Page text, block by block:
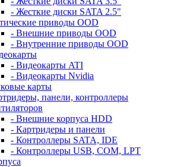
- Жесткие диски SATA 2.5"
приводы OOD
- Внешние приводы OOD
- Внутренние приводы OOD
- Видеокарты ATI
- Видеокарты Nvidia
карты
панели, контроллеры
- Внешние корпуса HDD
- Картридеры и панели
- Контроллеры SATA, IDE
- Контроллеры USB, COM, LPT